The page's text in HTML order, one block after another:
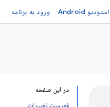
استودیو Android ورود به برنامه
در این صفحه
فهرست تغییرات